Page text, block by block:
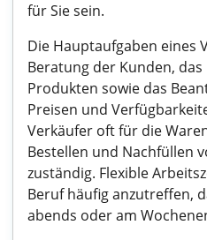
für Sie sein.
Die Hauptaufgaben eines
Beratung der Kunden,
Produkten sowie das
Preisen und
Verkäufer oft für die
Bestellen und Nachfüllen
zuständig. Flexible
Beruf häufig anzutreffen,
abends oder am